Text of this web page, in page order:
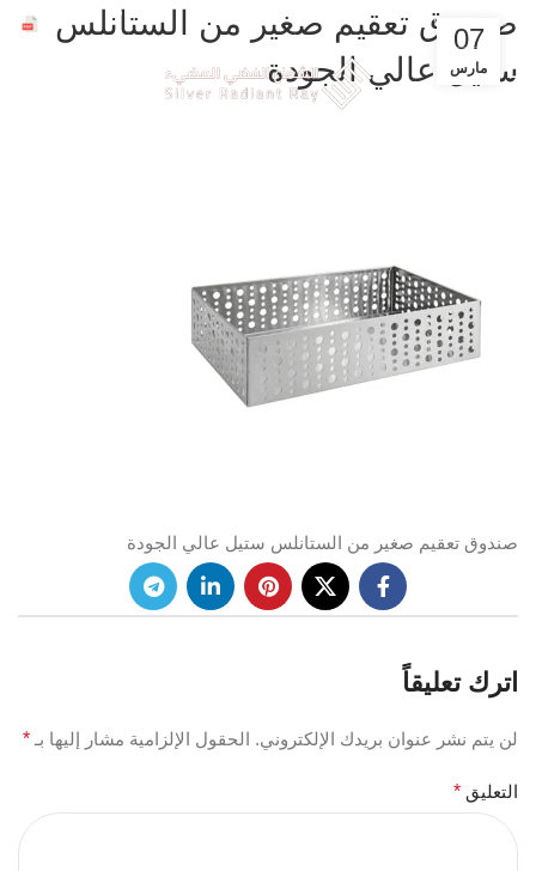
عروض حصرية للشركات خصم 30% ملفات الشركة
صندوق تعقيم صغير من الستانلس
ستيل عالي الجودة
07
مارس
صندوق تعقيم صغير من الستانلس ستيل عالي الجودة
اترك تعليقاً
لن يتم نشر عنوان بريدك الإلكتروني. الحقول الإلزامية مشار إليها بـ *
التعليق *